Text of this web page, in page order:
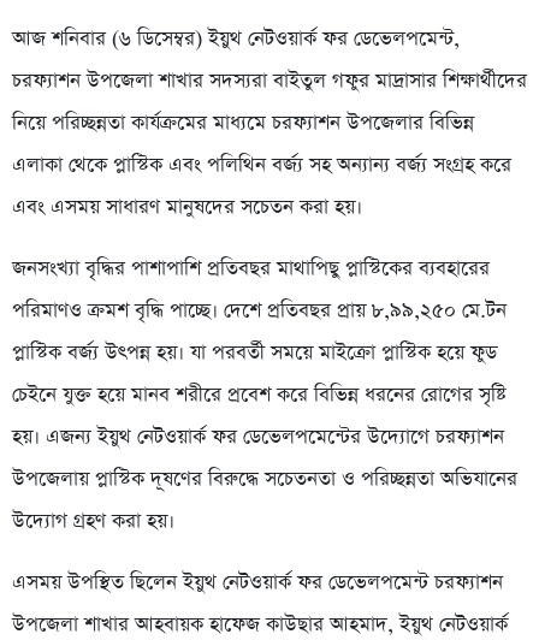
আজ শনিবার (৬ ডিসেম্বর) ইয়ুথ নেটওয়ার্ক ফর ডেভেলপমেন্ট,
চরফ্যাশন উপজেলা শাখার সদস্যরা বাইতুল গফুর মাদ্রাসার শিক্ষার্থীদের
নিয়ে পরিচ্ছন্নতা কার্যক্রমের মাধ্যমে চরফ্যাশন উপজেলার বিভিন্ন
এলাকা থেকে প্লাস্টিক এবং পলিথিন বর্জ্য সহ অন্যান্য বর্জ্য সংগ্রহ করে
এবং এসময় সাধারণ মানুষদের সচেতন করা হয়।
জনসংখ্যা বৃদ্ধির পাশাপাশি প্রতিবছর মাথাপিছু প্লাস্টিকের ব্যবহারের
পরিমাণও ক্রমশ বৃদ্ধি পাচ্ছে। দেশে প্রতিবছর প্রায় ৮,৯৯,২৫০ মে.টন
প্লাস্টিক বর্জ্য উৎপন্ন হয়। যা পরবর্তী সময়ে মাইক্রো প্লাস্টিক হয়ে ফুড
চেইনে যুক্ত হয়ে মানব শরীরে প্রবেশ করে বিভিন্ন ধরনের রোগের সৃষ্টি
হয়। এজন্য ইয়ুথ নেটওয়ার্ক ফর ডেভেলপমেন্টের উদ্যোগে চরফ্যাশন
উপজেলায় প্লাস্টিক দূষণের বিরুদ্ধে সচেতনতা ও পরিচ্ছন্নতা অভিযানের
উদ্যোগ গ্রহণ করা হয়।
এসময় উপস্থিত ছিলেন ইয়ুথ নেটওয়ার্ক ফর ডেভেলপমেন্ট চরফ্যাশন
উপজেলা শাখার আহবায়ক হাফেজ কাউছার আহমাদ, ইয়ুথ নেটওয়ার্ক